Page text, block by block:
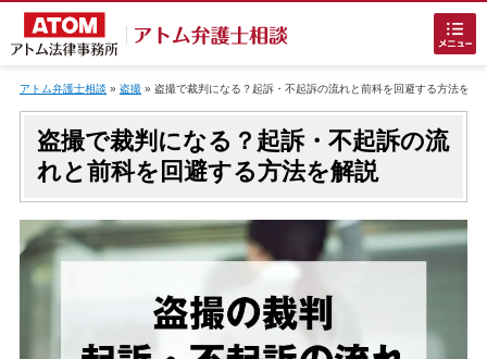
ホームに戻る
刑事事件 でお困りの方
アトム弁護士相談 » 盗撮» 盗撮で裁判になる？起訴・不起訴の流れと前科を回避する方法を解
盗撮で裁判になる？起訴・不起訴の流
れと前科を回避する方法を解説